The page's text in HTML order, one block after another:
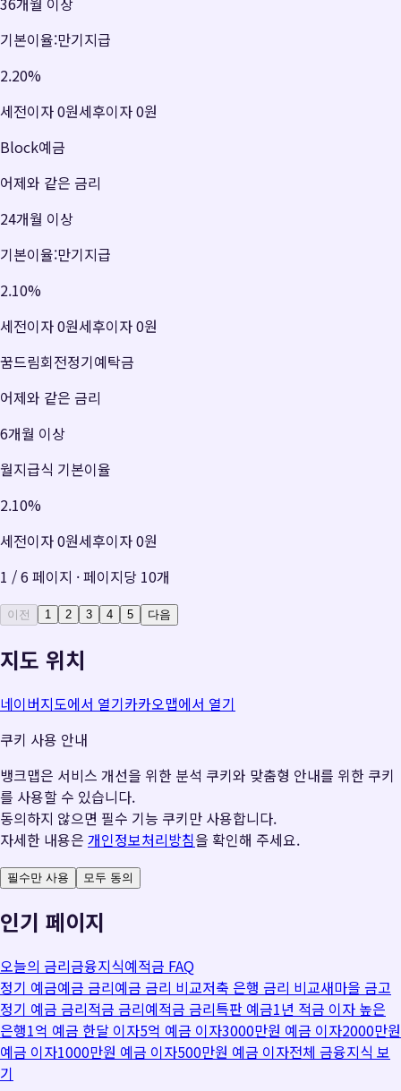
기본이율:만기지급
2.20%
세전이자0원세후이자0원
Block예금
어제와 같은 금리
24개월 이상
기본이율:만기지급
2.10%
세전이자0원세후이자0원
꿈드림회전정기예탁금
어제와 같은 금리
6개월 이상
월지급식 기본이율
2.10%
세전이자0원세후이자0원
1 /6페이지 · 페이지당 10개
이전 1 2 3 4 5 다음
지도 위치
네이버지도에서 열기카카오맵에서 열기
쿠키 사용 안내
뱅크맵은 서비스 개선을 위한 분석 쿠키와 맞춤형 안내를 위한 쿠키
를 사용할 수 있습니다.
동의하지 않으면 필수 기능 쿠키만 사용합니다.
자세한 내용은 개인정보처리방침을 확인해 주세요.
필수만 사용 모두 동의
인기 페이지
오늘의 금리금융지식예적금 FAQ
정기 예금예금 금리예금 금리 비교저축 은행 금리 비교새마을 금고
정기 예금 금리적금 금리예적금 금리특판 예금1년 적금 이자 높은
은행1억 예금 한달 이자5억 예금 이자3000만원 예금 이자2000만원
예금 이자1000만원 예금 이자500만원 예금 이자전체 금융지식 보
기